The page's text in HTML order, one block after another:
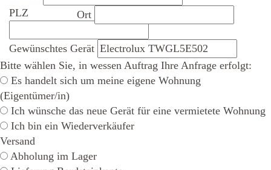
PLZ
Ort
Gewünschtes Gerät
Bitte wählen Sie, in wessen Auftrag Ihre Anfrage erfolgt:
Es handelt sich um meine eigene Wohnung
(Eigentümer/in)
Ich wünsche das neue Gerät für eine vermietete Wohnung
Ich bin ein Wiederverkäufer
Versand
Abholung im Lager